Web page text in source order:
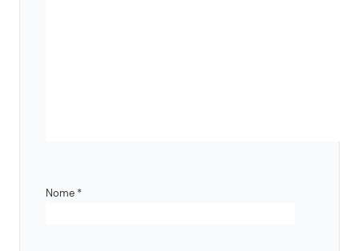
Nome *